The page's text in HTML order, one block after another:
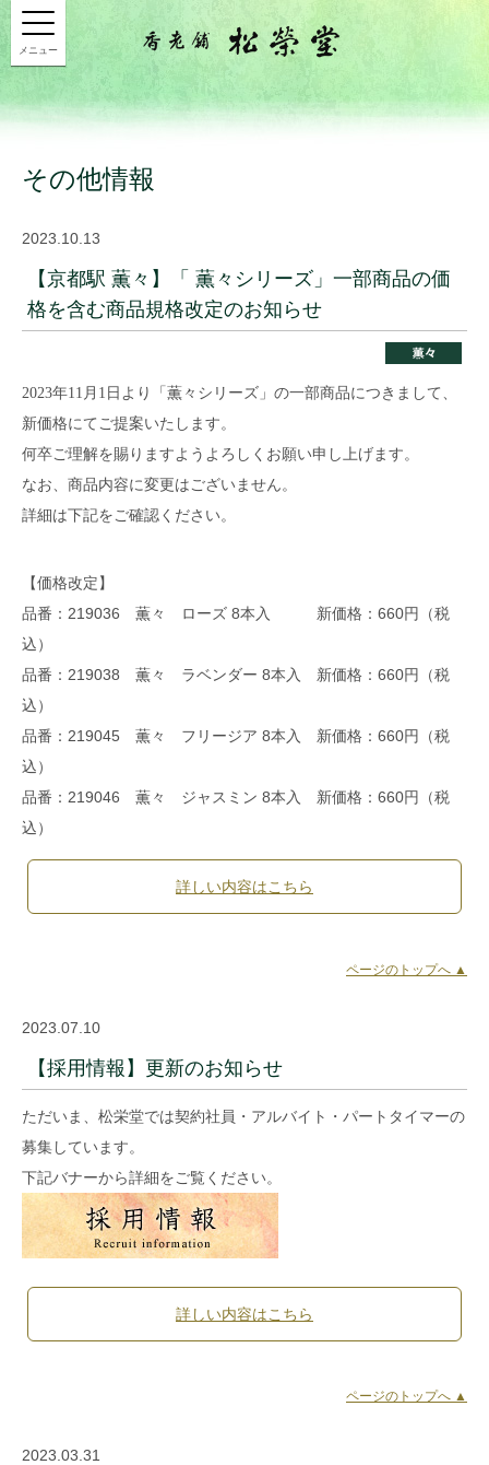
メニュー
その他情報
2023.10.13
【京都駅 薫々】「 薫々シリーズ」一部商品の価
格を含む商品規格改定のお知らせ
2023年11月1日より「薫々シリーズ」の一部商品につきまして、
新価格にてご提案いたします。
何卒ご理解を賜りますようよろしくお願い申し上げます。
なお、商品内容に変更はございません。
詳細は下記をご確認ください。
【価格改定】
品番：219036 薫々 ローズ 8本入 新価格：660円（税
込）
品番：219038 薫々 ラベンダー 8本入 新価格：660円（税
込）
品番：219045 薫々 フリージア 8本入 新価格：660円（税
込）
品番：219046 薫々 ジャスミン 8本入 新価格：660円（税
込）
詳しい内容はこちら
ページのトップへ ▲
2023.07.10
【採用情報】更新のお知らせ
ただいま、松栄堂では契約社員・アルバイト・パートタイマーの
募集しています。
下記バナーから詳細をご覧ください。
詳しい内容はこちら
ページのトップへ ▲
2023.03.31